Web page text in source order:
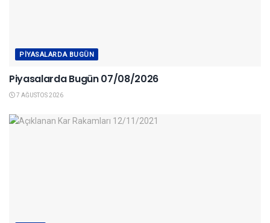
PIYASALARDA BUGÜN
Piyasalarda Bugün 07/08/2026
7 AĞUSTOS 2026